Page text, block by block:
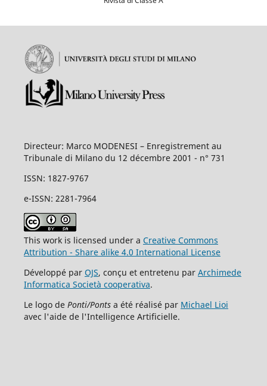
Directeur: Marco MODENESI – Enregistrement au
Tribunale di Milano du 12 décembre 2001 - n° 731
ISSN: 1827-9767
e-ISSN: 2281-7964
This work is licensed under a Creative Commons
Attribution - Share alike 4.0 International License
Développé par OJS, conçu et entretenu par Archimede
Informatica Società cooperativa.
Le logo dePonti/Pontsa été réalisé par Michael Lioi
avec l'aide de l'Intelligence Artificielle.